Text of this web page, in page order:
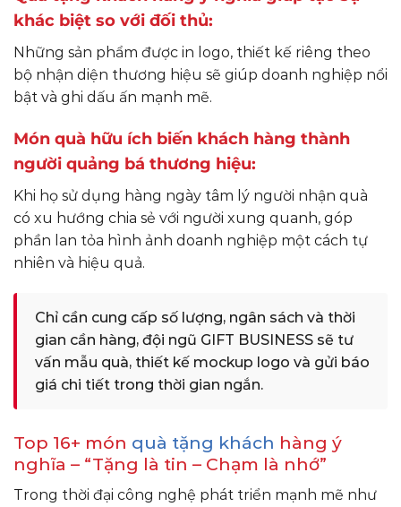
khác biệt so với đối thủ:
Những sản phẩm được in logo, thiết kế riêng theo
bộ nhận diện thương hiệu sẽ giúp doanh nghiệp nổi
bật và ghi dấu ấn mạnh mẽ.
Món quà hữu ích biến khách hàng thành
người quảng bá thương hiệu:
Khi họ sử dụng hàng ngày tâm lý người nhận quà
có xu hướng chia sẻ với người xung quanh, góp
phần lan tỏa hình ảnh doanh nghiệp một cách tự
nhiên và hiệu quả.
Chỉ cần cung cấp số lượng, ngân sách và thời
gian cần hàng, đội ngũ GIFT BUSINESS sẽ tư
vấn mẫu quà, thiết kế mockup logo và gửi báo
giá chi tiết trong thời gian ngắn.
Top 16+ món quà tặng khách hàng ý
nghĩa – “Tặng là tin – Chạm là nhớ”
Trong thời đại công nghệ phát triển mạnh mẽ như